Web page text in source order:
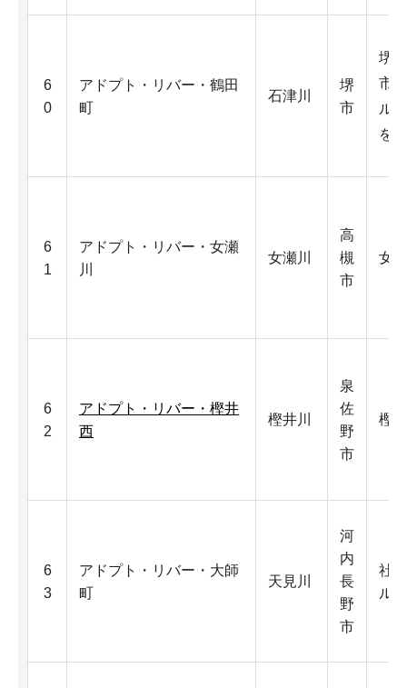
6
0
アドプト・リバー・鶴田
町
石津川
堺
市
堺
市
ル
を」
6
1
アドプト・リバー・女瀬
川
女瀬川
高
槻
市
女
6
2
アドプト・リバー・樫井
西
樫井川
泉
佐
野
市
樫
6
3
アドプト・リバー・大師
町
天見川
河
内
長
野
市
社
ル